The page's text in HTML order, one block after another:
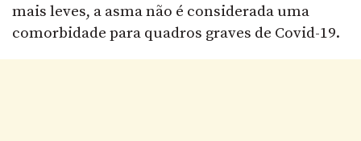
mais leves, a asma não é considerada uma
comorbidade para quadros graves de Covid-19.